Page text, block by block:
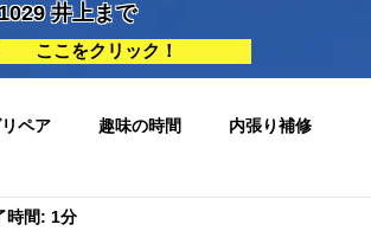
井上まで
ここをクリック！
ペア 趣味の時間 内張り補修
シートリペア
時間: 1分